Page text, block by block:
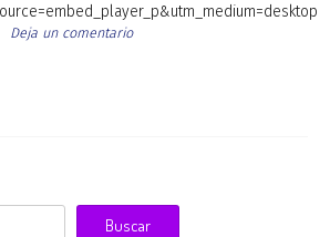
Deja un comentario
Buscar